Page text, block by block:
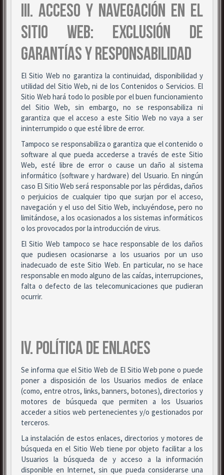
III. ACCESO Y NAVEGACIÓN EN EL
SITIO WEB: EXCLUSIÓN DE
GARANTÍAS Y RESPONSABILIDAD
El Sitio Web no garantiza la continuidad, disponibilidad y
utilidad del Sitio Web, ni de los Contenidos o Servicios. El
Sitio Web hará todo lo posible por el buen funcionamiento
del Sitio Web, sin embargo, no se responsabiliza ni
garantiza que el acceso a este Sitio Web no vaya a ser
ininterrumpido o que esté libre de error.
Tampoco se responsabiliza o garantiza que el contenido o
software al que pueda accederse a través de este Sitio
Web, esté libre de error o cause un daño al sistema
informático (software y hardware) del Usuario. En ningún
caso El Sitio Web será responsable por las pérdidas, daños
o perjuicios de cualquier tipo que surjan por el acceso,
navegación y el uso del Sitio Web, incluyéndose, pero no
limitándose, a los ocasionados a los sistemas informáticos
o los provocados por la introducción de virus.
El Sitio Web tampoco se hace responsable de los daños
que pudiesen ocasionarse a los usuarios por un uso
inadecuado de este Sitio Web. En particular, no se hace
responsable en modo alguno de las caídas, interrupciones,
falta o defecto de las telecomunicaciones que pudieran
ocurrir.
IV. POLÍTICA DE ENLACES
Se informa que el Sitio Web de El Sitio Web pone o puede
poner a disposición de los Usuarios medios de enlace
(como, entre otros, links, banners, botones), directorios y
motores de búsqueda que permiten a los Usuarios
acceder a sitios web pertenecientes y/o gestionados por
terceros.
La instalación de estos enlaces, directorios y motores de
búsqueda en el Sitio Web tiene por objeto facilitar a los
Usuarios la búsqueda de y acceso a la información
disponible en Internet, sin que pueda considerarse una